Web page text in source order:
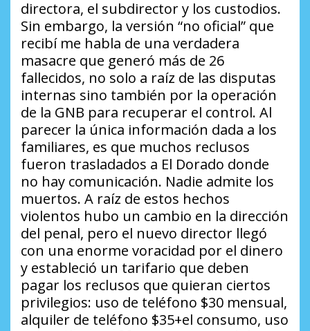
directora, el subdirector y los custodios.
Sin embargo, la versión “no oficial” que
recibí me habla de una verdadera
masacre que generó más de 26
fallecidos, no solo a raíz de las disputas
internas sino también por la operación
de la GNB para recuperar el control. Al
parecer la única información dada a los
familiares, es que muchos reclusos
fueron trasladados a El Dorado donde
no hay comunicación. Nadie admite los
muertos. A raíz de estos hechos
violentos hubo un cambio en la dirección
del penal, pero el nuevo director llegó
con una enorme voracidad por el dinero
y estableció un tarifario que deben
pagar los reclusos que quieran ciertos
privilegios: uso de teléfono $30 mensual,
alquiler de teléfono $35+el consumo, uso